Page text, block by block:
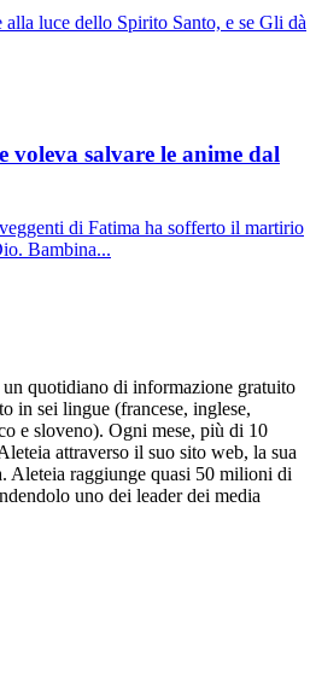
alla luce dello Spirito Santo, e se Gli dà
voleva salvare le anime dal
di Fatima ha sofferto il martirio
Bambina...
quotidiano di informazione gratuito
in sei lingue (francese, inglese,
e sloveno). Ogni mese, più di 10
attraverso il suo sito web, la sua
Aleteia raggiunge quasi 50 milioni di
uno dei leader dei media